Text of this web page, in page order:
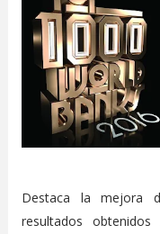
Destaca la mejora
resultados